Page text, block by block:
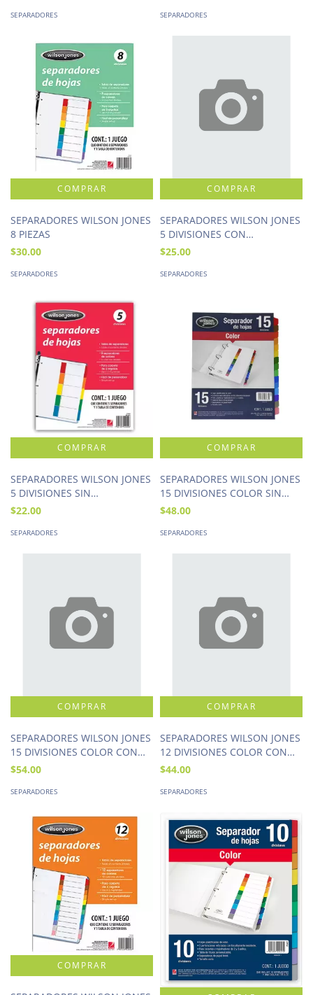
SEPARADORES SEPARADORES
SEPARADORES WILSON JONES
8 PIEZAS
$30.00
SEPARADORES
SEPARADORES WILSON JONES
5 DIVISIONES CON
NUMERACION
$25.00
SEPARADORES
SEPARADORES WILSON JONES
5 DIVISIONES SIN
NUMERACION
$22.00
SEPARADORES
SEPARADORES WILSON JONES
15 DIVISIONES COLOR SIN
NUMERACION
$48.00
SEPARADORES
SEPARADORES WILSON JONES
15 DIVISIONES COLOR CON
NUMERACION
$54.00
SEPARADORES
SEPARADORES WILSON JONES
12 DIVISIONES COLOR CON
NUMERACION
$44.00
SEPARADORES